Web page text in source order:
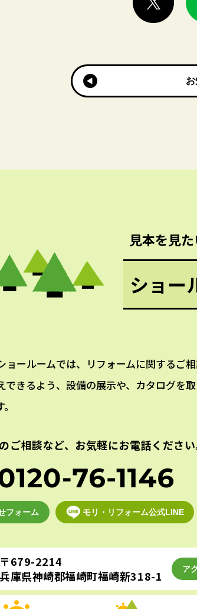
見本を見
ショー
ョールームでは、リフォームに関するご相
できるよう、設備の展示や、カタログを
ご相談など、 お気軽にお電話ください
フォーム モリ・リフォーム公式LINE
〒679-2214
兵庫県神崎郡福崎町福崎新318-1
ア